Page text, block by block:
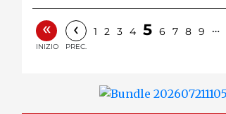
«
INIZIO
‹
PREC.
1 2 3 4 5 6 7 8 9 …